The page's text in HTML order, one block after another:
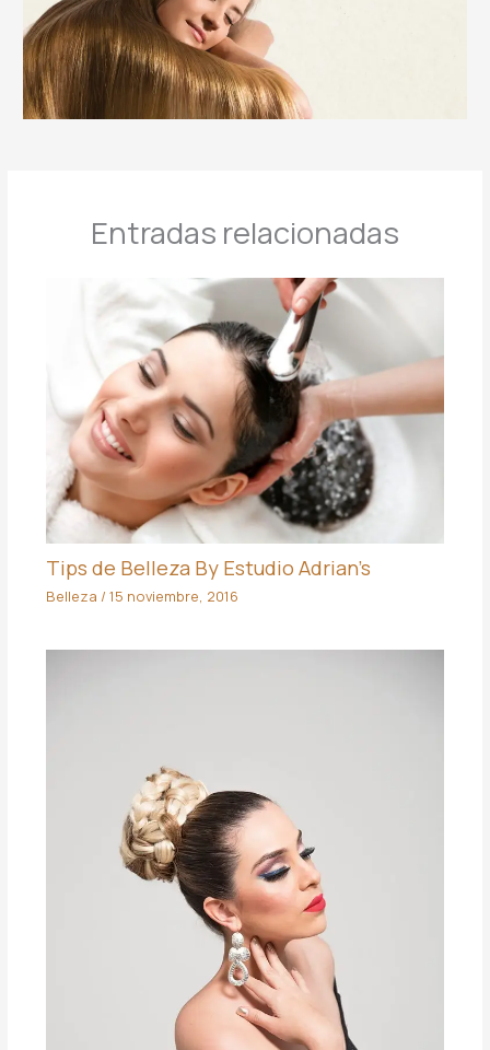
Entradas relacionadas
Tips de Belleza By Estudio Adrian’s
Belleza / 15 noviembre, 2016